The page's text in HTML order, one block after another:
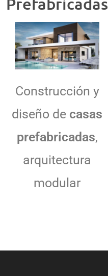
Construcción y
diseño de casas
prefabricadas,
arquitectura
modular